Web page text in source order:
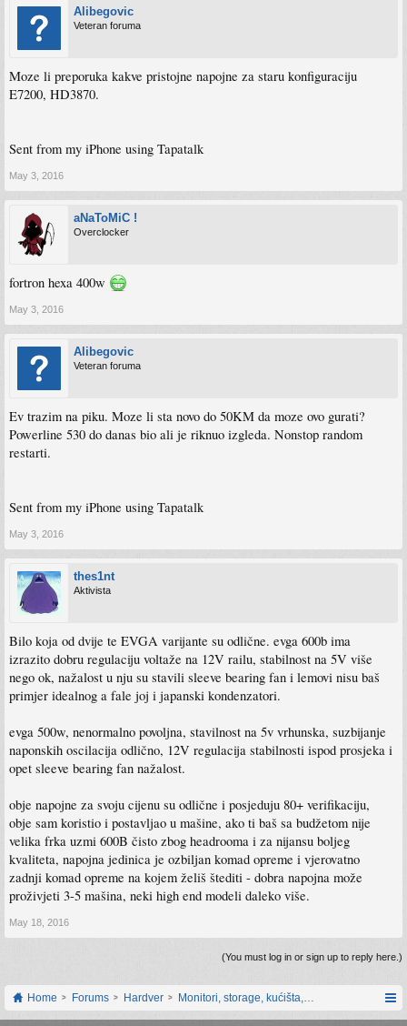
Alibegovic
Veteran foruma
Moze li preporuka kakve pristojne napojne za staru konfiguraciju
E7200, HD3870.
Sent from my iPhone using Tapatalk
May 3, 2016
aNaToMiC !
Overclocker
fortron hexa 400w
May 3, 2016
Alibegovic
Veteran foruma
Ev trazim na piku. Moze li sta novo do 50KM da moze ovo gurati?
Powerline 530 do danas bio ali je riknuo izgleda. Nonstop random
restarti.
Sent from my iPhone using Tapatalk
May 3, 2016
thes1nt
Aktivista
Bilo koja od dvije te EVGA varijante su odlične. evga 600b ima
izrazito dobru regulaciju voltaže na 12V railu, stabilnost na 5V više
nego ok, nažalost u nju su stavili sleeve bearing fan i lemovi nisu baš
primjer idealnog a fale joj i japanski kondenzatori.
evga 500w, nenormalno povoljna, stavilnost na 5v vrhunska, suzbijanje
naponskih oscilacija odlično, 12V regulacija stabilnosti ispod prosjeka i
opet sleeve bearing fan nažalost.
obje napojne za svoju cijenu su odlične i posjeduju 80+ verifikaciju,
obje sam koristio i postavljao u mašine, ako ti baš sa budžetom nije
velika frka uzmi 600B čisto zbog headrooma i za nijansu boljeg
kvaliteta, napojna jedinica je ozbiljan komad opreme i vjerovatno
zadnji komad opreme na kojem želiš štediti - dobra napojna može
proživjeti 3-5 mašina, neki high end modeli daleko više.
May 18, 2016
(You must log in or sign up to reply here.)
Home Forums Hardver Monitori, storage, kućišta, periferija